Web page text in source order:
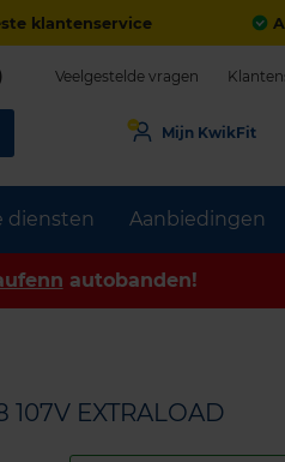
klantenservice
diensten Aanbiedingen
Veelgestelde vragen
Mijn KwikFit
autobanden!
107V EXTRALOAD